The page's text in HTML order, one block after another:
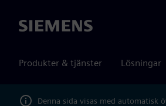
Siemens
Produkter & tjänster Lösningar
Denna sida visas med automatisk